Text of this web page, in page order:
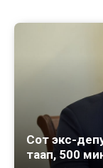
Сот экс-
таап, 500